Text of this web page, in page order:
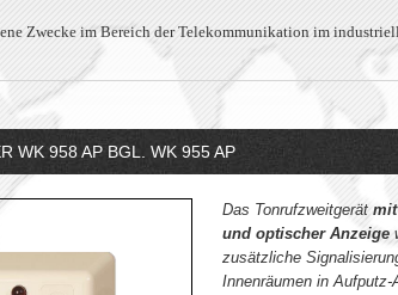
Zwecke im Bereich der Telekommunikation im
WK 958 AP BGL. WK 955 AP
Das Tonrufzweitgerät
und optischer Anzeige
zusätzliche
Innenräumen in Aufputz-